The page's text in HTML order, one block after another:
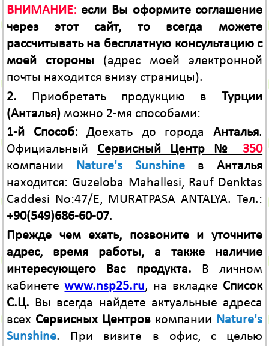
ВНИМАНИЕ:если Вы оформите соглашение
через этот сайт, то всегда можете
рассчитывать на бесплатную консультацию с
моей стороны (адрес моей электронной
почты находится внизу страницы).
2. Приобретать продукцию вТурции
(Анталья)можно 2-мя способами:
1-й Способ:Доехать до городаАнталья.
Официальный Сервисный Центр № 350
компании Nature's Sunshine вАнталья
находится: Guzeloba Mahallesi, Rauf Denktas
Caddesi No:47/E, MURATPASA ANTALYA. Тел.:
+90(549)686-60-07.
Прежде чем ехать, позвоните и уточните
адрес, время работы, а также наличие
интересующего Вас продукта. В личном
кабинетеwww.nsp25.ru, на вкладке Список
С.Ц. Вы всегда найдете актуальные адреса
всех Сервисных Центров компании Nature's
Sunshine. При визите в офис, с целью